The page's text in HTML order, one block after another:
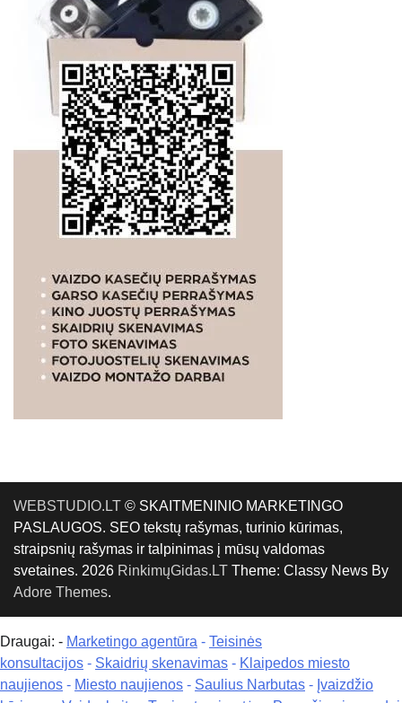
WEBSTUDIO.LT © SKAITMENINIO MARKETINGO
PASLAUGOS. SEO tekstų rašymas, turinio kūrimas,
straipsnių rašymas ir talpinimas į mūsų valdomas
svetaines. 2026 RinkimųGidas.LT Theme: Classy News By
Adore Themes.
Draugai: - Marketingo agentūra - Teisinės
konsultacijos - Skaidrių skenavimas - Klaipedos miesto
naujienos - Miesto naujienos - Saulius Narbutas - Įvaizdžio